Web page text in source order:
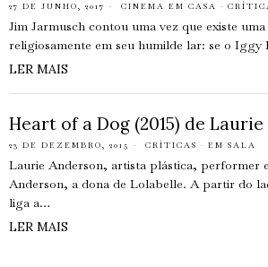
27 DE JUNHO, 2017 CINEMA EM CASA ·
Jim Jarmusch contou uma vez que existe
religiosamente em seu humilde lar: se o
LER MAIS
Heart of a Dog (2015) de
23 DE DEZEMBRO, 2015 CRÍTICAS · EM SALA
Laurie Anderson, artista plástica, performer
Anderson, a dona de Lolabelle. A partir do
liga a…
LER MAIS